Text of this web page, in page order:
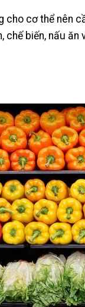
cơ thể nên
biến, nấu ăn